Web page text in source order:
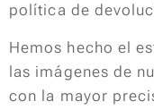
política de
Hemos hecho el
las imágenes de
con la mayor